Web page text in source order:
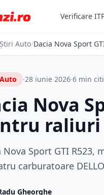
Verificare
Știri Auto/Dacia Nova Sport
·28 iunie 2026·6 min
Nova
raliuri
Nova Sport GTI
carburatoare
Gheorghe